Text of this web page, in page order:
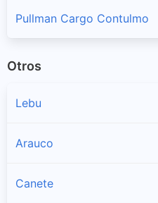
Pullman Cargo Contulmo
Otros
Lebu
Arauco
Canete